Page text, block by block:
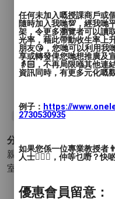
#運動 #田徑
分類 :
親子 - 特殊教育(SEN)- 運
室外運動 - 田徑
任何未加入嘅授課商戶或
隨時加入我哋💯，經我哋
架，令更多瀏覽者可以讀
光率，藉此帶動收生率上
朋友😘，您哋可以利用我
享或轉發俾您哋想推廣及
👵🏻，不再局限喺其他連
資訊同時，有更多元化嘅
例子： https://
2730530935
如果您係一位專業教授者
人士🙋🏻‍♂️，仲等乜嘢？快
優惠會員留意：